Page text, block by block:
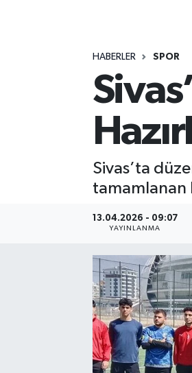
HABERLER SPOR
Sivas’ta
tamamlanan
13.04.2026 - 09:07
YAYINLANMA
ÖZEL HABER
RESMİ İLANLAR
SPONSORLU YAZI
TEKNOLOJİ